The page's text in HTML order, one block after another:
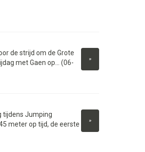
»
de strijd om de Grote
met Gaen op... (06-
»
tijdens Jumping
meter op tijd, de eerste